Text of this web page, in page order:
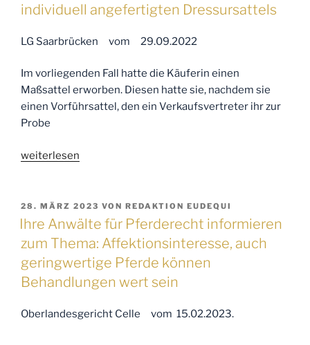
Keine
Tierhalterhaftung
überwiegendem
Selbstverschulden
des
Geschädigten“
individuell angefertigten Dressursattels
LG Saarbrücken vom 29.09.2022
Im vorliegenden Fall hatte die Käuferin einen
Maßsattel erworben. Diesen hatte sie, nachdem sie
einen Vorführsattel, den ein Verkaufsvertreter ihr zur
Probe
„Ihr
zum
Thema:
Widerrufsrecht
Kauf
eines
angefertigten
weiterlesen
VERÖFFENTLICHT
AM
28. MÄRZ 2023 VON REDAKTION EUDEQUI
Ihre Anwälte für Pferderecht informieren
zum Thema: Affektionsinteresse, auch
geringwertige Pferde können
Behandlungen wert sein
Oberlandesgericht Celle vom 15.02.2023.